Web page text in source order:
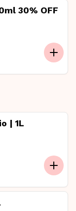
30% OFF
| 1L